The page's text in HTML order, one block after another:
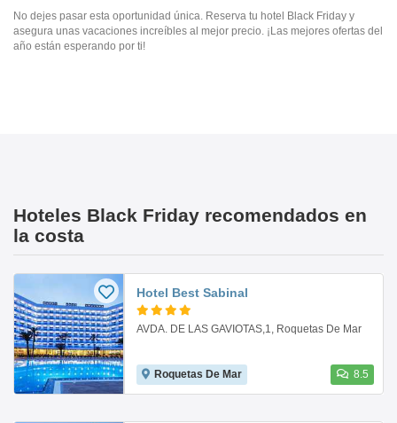
No dejes pasar esta oportunidad única. Reserva tu hotel Black Friday y
asegura unas vacaciones increíbles al mejor precio. ¡Las mejores ofertas del
año están esperando por ti!
Hoteles Black Friday recomendados en
la costa
Hotel Best Sabinal
AVDA. DE LAS GAVIOTAS,1, Roquetas De Mar
Roquetas De Mar 8.5